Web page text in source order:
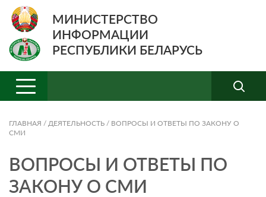
МИНИСТЕРСТВО
ИНФОРМАЦИИ
РЕСПУБЛИКИ БЕЛАРУСЬ
ГЛАВНАЯ / ДЕЯТЕЛЬНОСТЬ / ВОПРОСЫ И ОТВЕТЫ ПО ЗАКОНУ О
СМИ
ВОПРОСЫ И ОТВЕТЫ ПО
ЗАКОНУ О СМИ